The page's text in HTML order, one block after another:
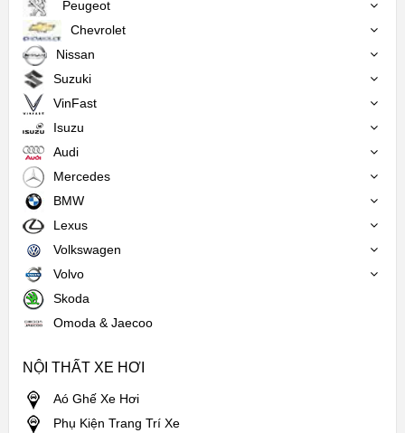
Peugeot
Chevrolet
Nissan
Suzuki
VinFast
Isuzu
Audi
Mercedes
BMW
Lexus
Volkswagen
Volvo
Skoda
Omoda & Jaecoo
NỘI THẤT XE HƠI
Aó Ghế Xe Hơi
Phụ Kiện Trang Trí Xe